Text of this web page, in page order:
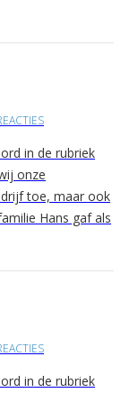
in de rubriek
onze
toe, maar ook
Hans gaf als
in de rubriek